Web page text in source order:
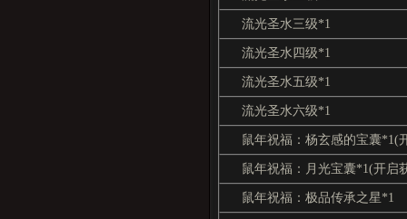
流光圣水三级*1
流光圣水四级*1
流光圣水五级*1
流光圣水六级*1
鼠年祝福：杨玄感的宝囊*1(
鼠年祝福：月光宝囊*1(开启
鼠年祝福：极品传承之星*1